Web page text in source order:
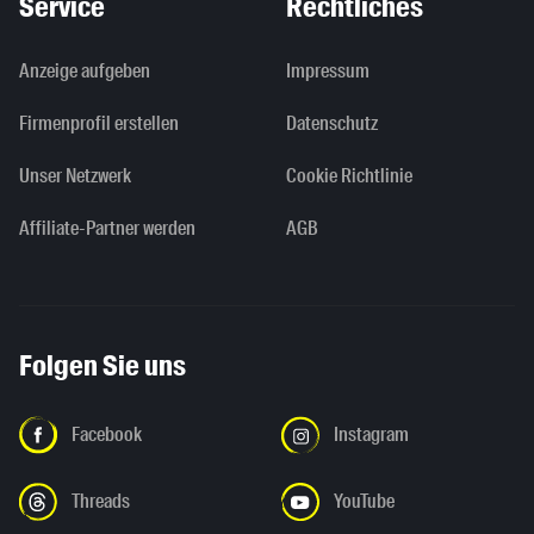
Anzeige aufgeben
Firmenprofil erstellen
Unser Netzwerk
Affiliate-Partner werden
Impressum
Datenschutz
Cookie Richtlinie
AGB
Folgen Sie uns
Facebook Instagram
Threads YouTube